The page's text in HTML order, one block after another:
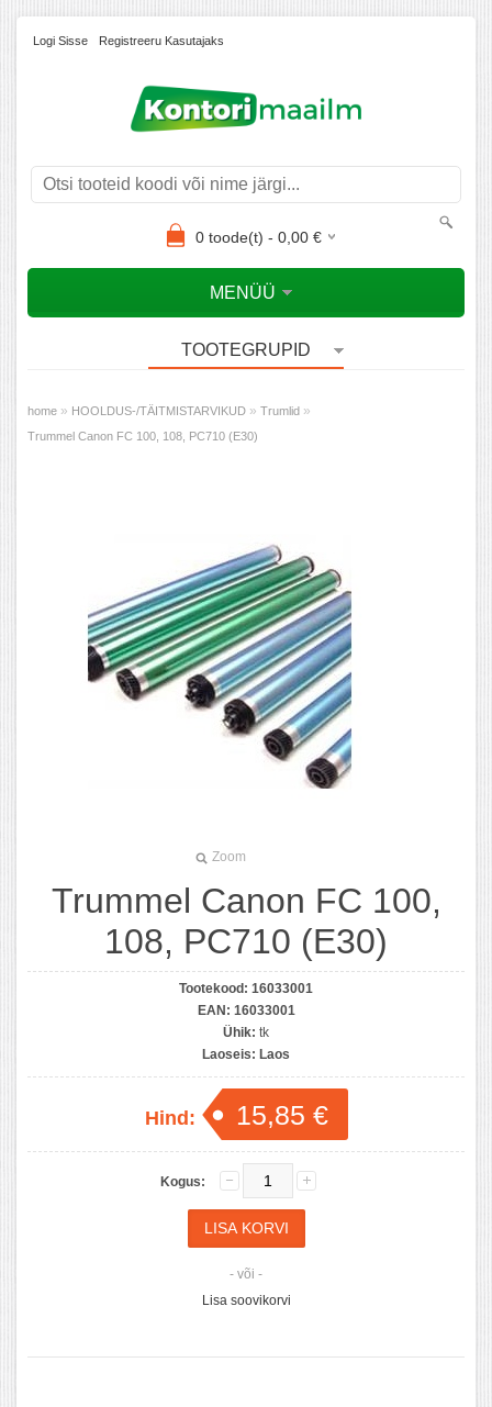
Logi Sisse Registreeru Kasutajaks
0toode(t) - 0,00€
MENÜÜ
TOOTEGRUPID
home » HOOLDUS-/TÄITMISTARVIKUD » Trumlid »
Trummel Canon FC 100, 108, PC710 (E30)
Zoom
Trummel Canon FC 100,
108, PC710 (E30)
Tootekood: 16033001
EAN: 16033001
Ühik: tk
Laoseis: Laos
Hind: 15,85 €
Kogus:
- või -
Lisa soovikorvi